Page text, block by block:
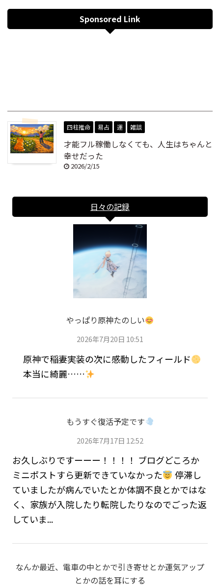
Sponsored Link
四柱推命 易占 運 雑談
才能フル稼働しなくても、人生はちゃんと
幸せだった
2026/2/15
日々の記録
やっぱり原神たのしい
2026年7月20日 10:51
原神で稲妻実装の次に感動したフィールド
本当に綺麗……
もうすぐ復活予定です
2026年7月17日 12:52
お久しぶりですーーー！！！！ ブログどころか
ミニポストすら更新できていなかった
停滞し
ていましたが病んでいたとか体調不良とかではな
く、家族が入院したり転院したりなのでごった返
していま...
なんか最近、電車の中とかで引き寄せとか運気アップ
とかの話を耳にする